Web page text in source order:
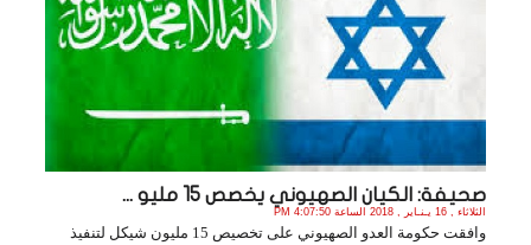
صحيفة: الكيان الصهيوني يخصص 15 مليو ...
الثلاثاء , 16 يـنـاير , 2018 الساعة 4:07:50 PM
وافقت حكومة العدو الصهيوني على تخصيص 15 مليون شيكل لتنفيذ